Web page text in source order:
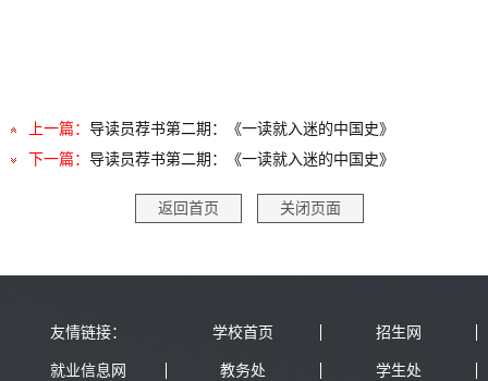
上一篇： 导读员荐书第二期：《一读就入迷的中国史》
下一篇： 导读员荐书第二期：《一读就入迷的中国史》
返回首页 关闭页面
友情链接： 学校首页 招生网
就业信息网 教务处 学生处